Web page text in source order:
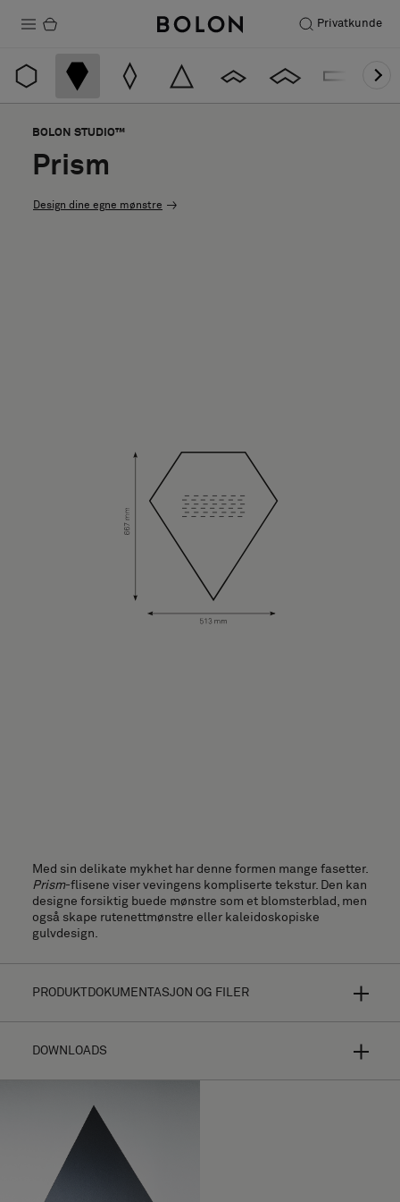
Privatkunde
Produkter
Bærekraft
Installation
Pattern Tile Tool
Image & Material Bank
BOLON STUDIO™
Prism
Design dine egne mønstre
Med sin delikate mykhet har denne formen mange fasetter.
Prism-flisene viser vevingens kompliserte tekstur. Den kan
designe forsiktig buede mønstre som et blomsterblad, men
også skape rutenettmønstre eller kaleidoskopiske
gulvdesign.
PRODUKTDOKUMENTASJON OG FILER
Bolon Studio er et konsept med utvalgte former for hyper-
formen med de fleste av våre gulvkolleksjoner, er
mulighetene uendelige.
Designet ditt vil se helt forskjellig ut avhengig av valg av
tekstur, farge, veftretning og lysrefleksjoner. For ytterligere
produktinformasjon se hver
DOWNLOADS
Installasjonsveiledning
Høyoppløselige bilder (.zip)